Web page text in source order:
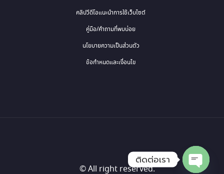
คลิปวีดีโอแนะนำการใช้เว็บไซต์
คู่มือ/คำถามที่พบบ่อย
นโยบายความเป็นส่วนตัว
ข้อกำหนดและเงื่อนไข
© All right reserved.
ติดต่อเรา